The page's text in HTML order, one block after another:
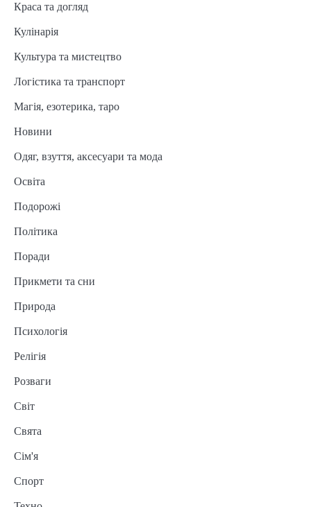
Краса та догляд
Кулінарія
Культура та мистецтво
Логістика та транспорт
Магія, езотерика, таро
Новини
Одяг, взуття, аксесуари та мода
Освіта
Подорожі
Політика
Поради
Прикмети та сни
Природа
Психологія
Релігія
Розваги
Світ
Свята
Сім'я
Спорт